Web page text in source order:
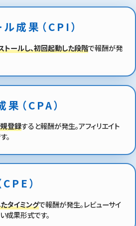
成果（CPI）
トールし、初回起動した段階で報酬が発
（CPA）
登録すると報酬が発生。アフィリエイト
。
）
タイミングで報酬が発生。レビューサイ
成果形式です。